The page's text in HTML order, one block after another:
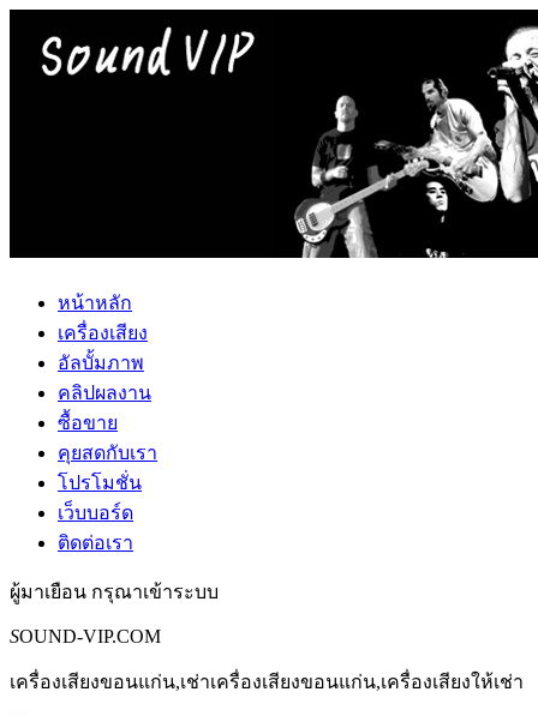
หน้าหลัก
เครื่องเสียง
อัลบั้มภาพ
คลิปผลงาน
ซื้อขาย
คุยสดกับเรา
โปรโมชั่น
เว็บบอร์ด
ติดต่อเรา
ผู้มาเยือน กรุณาเข้าระบบ
SOUND-VIP.COM
เครื่องเสียงขอนแก่น,เช่าเครื่องเสียงขอนแก่น,เครื่องเสียงให้เช่า